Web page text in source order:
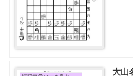
大山